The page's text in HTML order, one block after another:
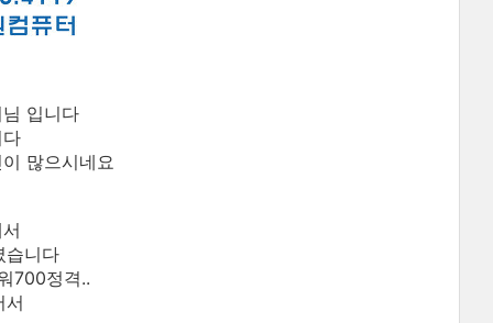
입니다
많으시네요
습니다
700정격..
서